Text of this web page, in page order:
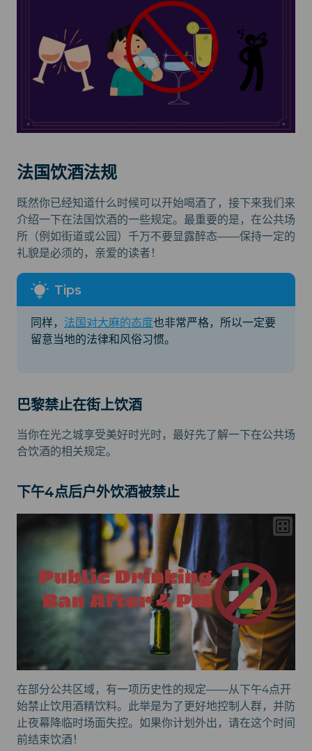
法国饮酒法规
既然你已经知道什么时候可以开始喝酒了，接下来我们来
介绍一下在法国饮酒的一些规定。最重要的是，在公共场
所（例如街道或公园）千万不要显露醉态——保持一定的
礼貌是必须的，亲爱的读者！
同样， 法国对大麻的态度也非常严格，所以一定要
留意当地的法律和风俗习惯。
巴黎禁止在街上饮酒
当你在光之城享受美好时光时，最好先了解一下在公共场
合饮酒的相关规定。
下午4点后户外饮酒被禁止
在部分公共区域，有一项历史性的规定——从下午4点开
始禁止饮用酒精饮料。此举是为了更好地控制人群，并防
止夜幕降临时场面失控。如果你计划外出，请在这个时间
前结束饮酒！